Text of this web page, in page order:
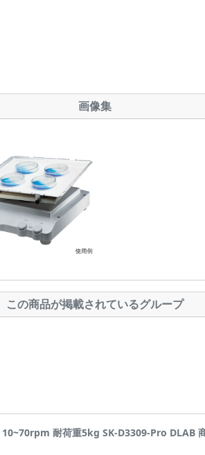
画像集
この商品が掲載されているグループ
10~70rpm 耐荷重5kg SK-D3309-Pro DLAB